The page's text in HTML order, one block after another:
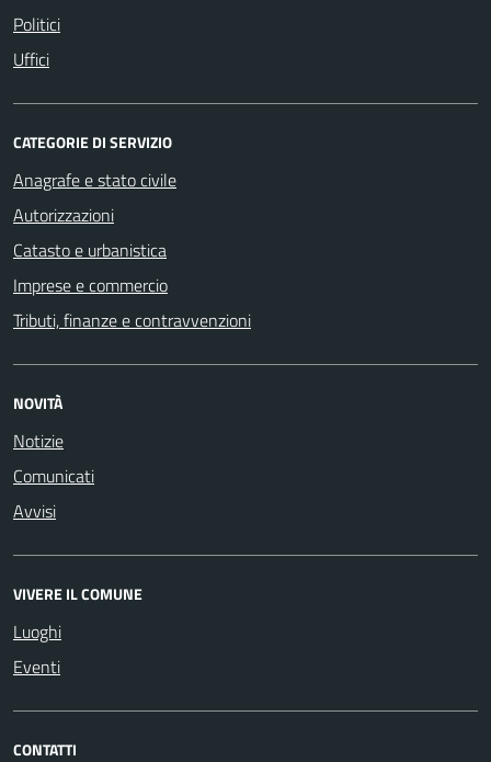
Politici
Uffici
CATEGORIE DI SERVIZIO
Anagrafe e stato civile
Autorizzazioni
Catasto e urbanistica
Imprese e commercio
Tributi, finanze e contravvenzioni
NOVITÀ
Notizie
Comunicati
Avvisi
VIVERE IL COMUNE
Luoghi
Eventi
CONTATTI